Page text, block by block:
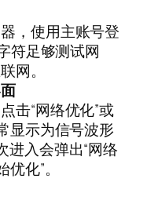
，使用主账号登
符足够测试网
网。
击“网络优化”或
显示为信号波形
进入会弹出“网络
化”。